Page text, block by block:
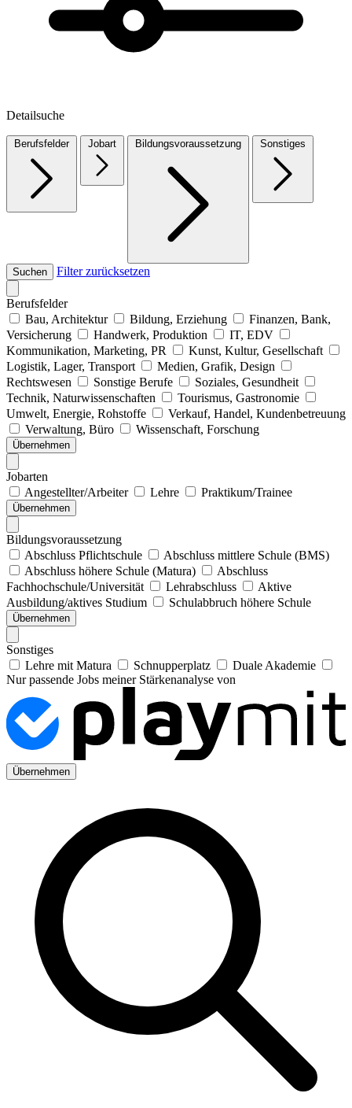
Detailsuche
Berufsfelder Jobart Bildungsvoraussetzung Sonstiges
Suchen Filter zurücksetzen
Berufsfelder
Bau, Architektur
Bildung, Erziehung
Finanzen, Bank,
Versicherung
Handwerk, Produktion
IT, EDV
Kommunikation, Marketing, PR
Kunst, Kultur, Gesellschaft
Logistik, Lager, Transport
Medien, Grafik, Design
Rechtswesen
Sonstige Berufe
Soziales, Gesundheit
Technik, Naturwissenschaften
Tourismus, Gastronomie
Umwelt, Energie, Rohstoffe
Verkauf, Handel, Kundenbetreuung
Verwaltung, Büro
Wissenschaft, Forschung
Übernehmen
Jobarten
Angestellter/Arbeiter
Lehre Praktikum/Trainee
Übernehmen
Bildungsvoraussetzung
Abschluss Pflichtschule
Abschluss mittlere Schule (BMS)
Abschluss höhere Schule (Matura)
Abschluss
Fachhochschule/Universität
Lehrabschluss
Aktive
Ausbildung/aktives Studium
Schulabbruch höhere Schule
Übernehmen
Sonstiges
Lehre mit Matura
Schnupperplatz
Duale Akademie
Nur passende Jobs meiner Stärkenanalyse von
Übernehmen